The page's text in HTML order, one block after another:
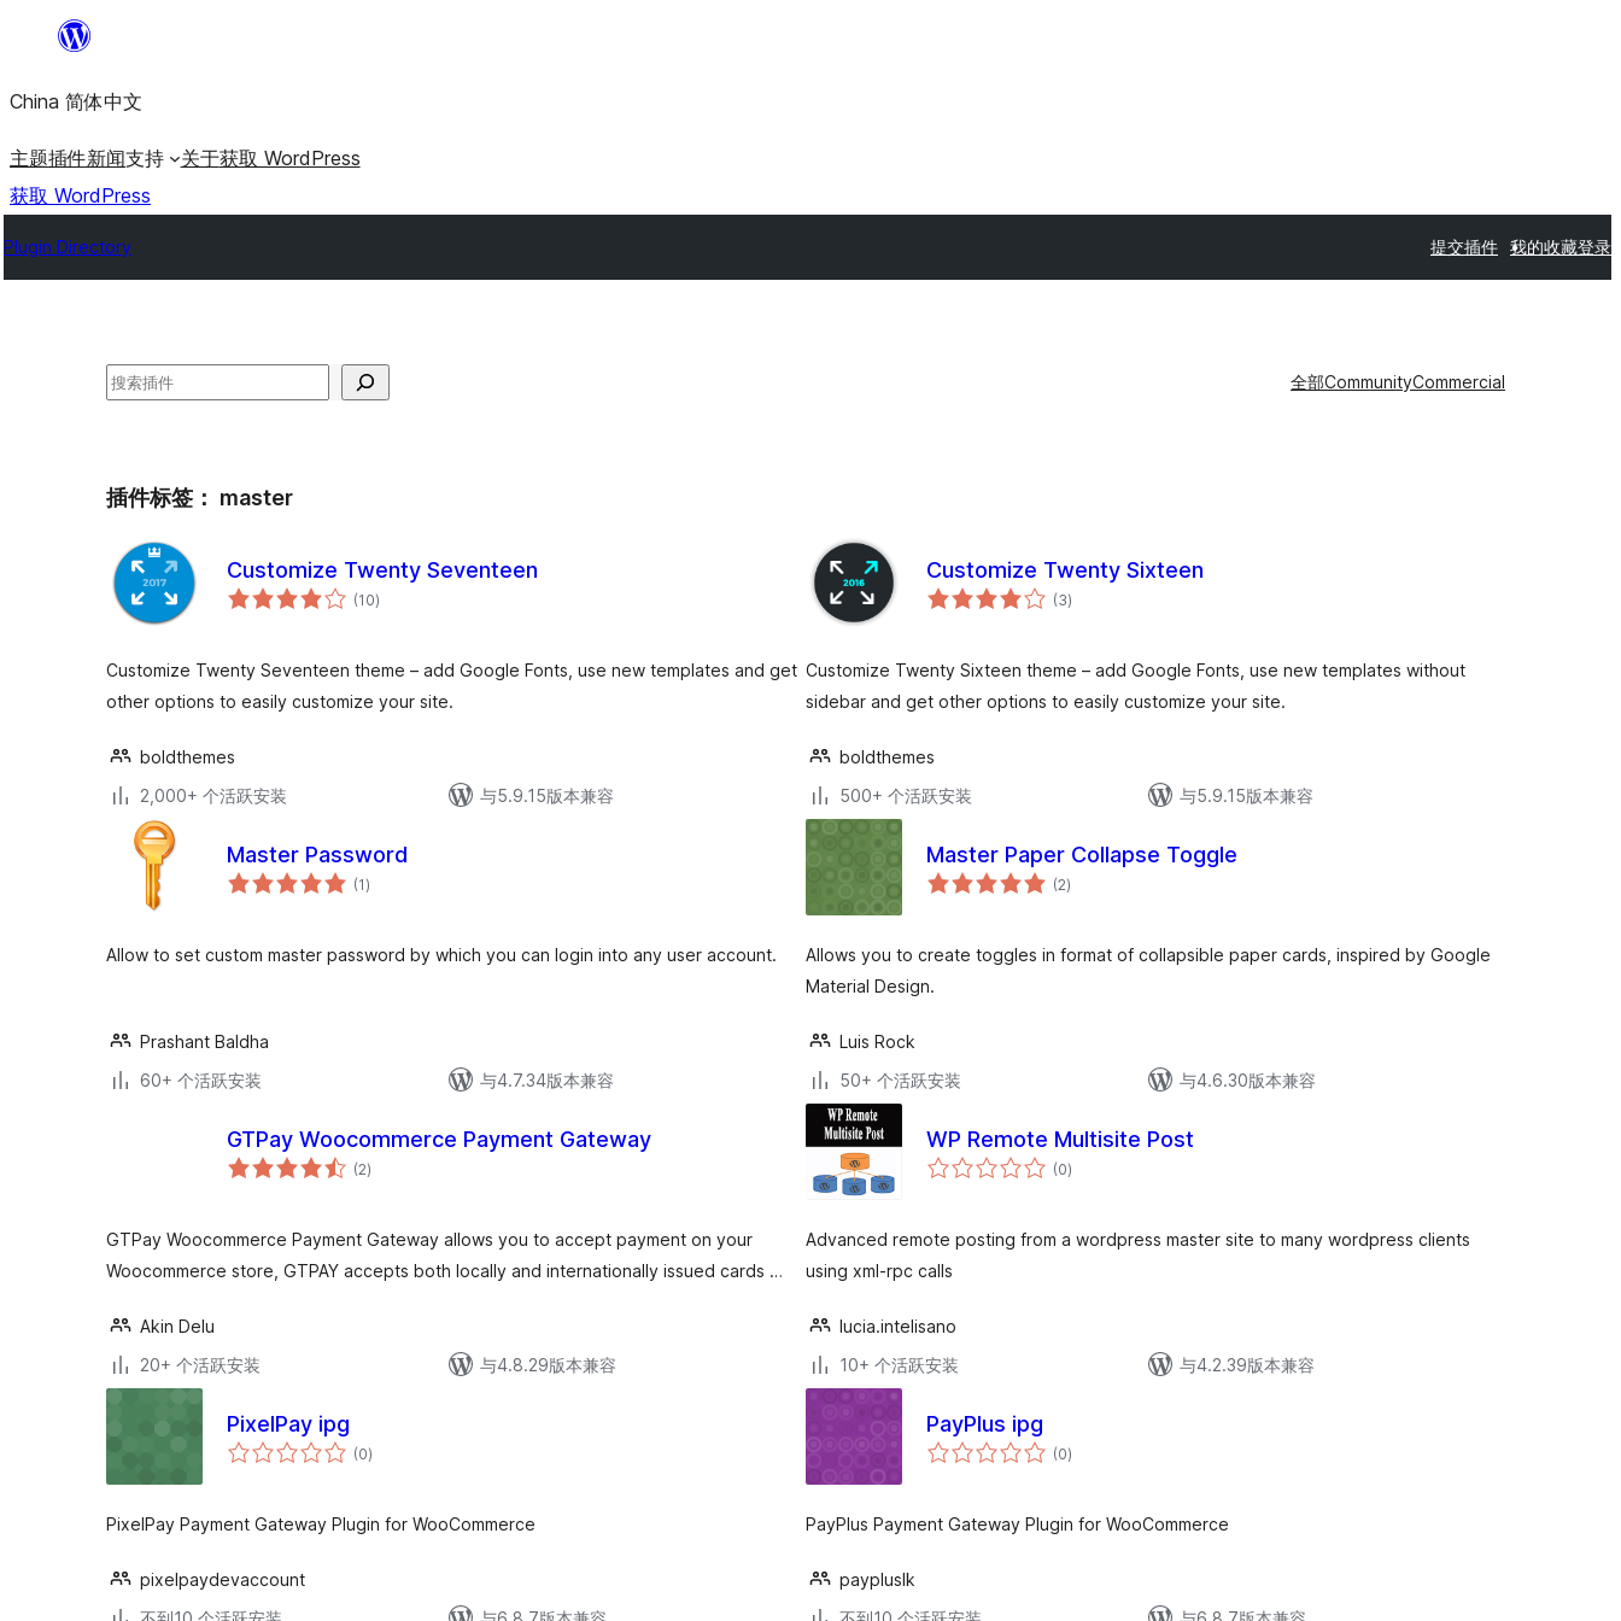
内
容
China 简体中文
主题插件新闻支持 关于获取 WordPress
获取 WordPress
Plugin Directory 提交插件 我的收藏登录
搜
全部CommunityCommercial
插件标签： master
Customize Twenty Seventeen
(10总
评)
Customize Twenty Seventeen theme – add Google Fonts, use new templates and get
other options to easily customize your site.
boldthemes
2,000+ 个活跃安装
与5.9.15版本兼容
Customize Twenty Sixteen
(3总
评)
Customize Twenty Sixteen theme – add Google Fonts, use new templates without
sidebar and get other options to easily customize your site.
boldthemes
500+ 个活跃安装
与5.9.15版本兼容
Master Password
(1总
评)
Allow to set custom master password by which you can login into any user account.
Prashant Baldha
60+ 个活跃安装
与4.7.34版本兼容
Master Paper Collapse Toggle
(2总
评)
Allows you to create toggles in format of collapsible paper cards, inspired by Google
Material Design.
Luis Rock
50+ 个活跃安装
与4.6.30版本兼容
GTPay Woocommerce Payment Gateway
(2总
评)
GTPay Woocommerce Payment Gateway allows you to accept payment on your
Woocommerce store, GTPAY accepts both locally and internationally issued cards …
Akin Delu
20+ 个活跃安装
与4.8.29版本兼容
WP Remote Multisite Post
(0总
评)
Advanced remote posting from a wordpress master site to many wordpress clients
using xml-rpc calls
lucia.intelisano
10+ 个活跃安装
与4.2.39版本兼容
PixelPay ipg
(0总
评)
PixelPay Payment Gateway Plugin for WooCommerce
pixelpaydevaccount
PayPlus ipg
(0总
评)
PayPlus Payment Gateway Plugin for WooCommerce
paypluslk